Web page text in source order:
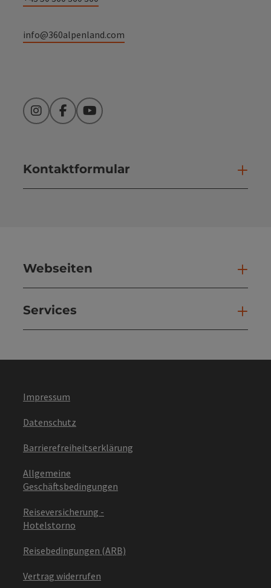
info@360alpenland.com
InstagramFacebookYouTube
Kontaktformular
Webseiten
Services
Impressum
Datenschutz
Barrierefreiheitserklärung
Allgemeine
Geschäftsbedingungen
Reiseversicherung -
Hotelstorno
Reisebedingungen (ARB)
Vertrag widerrufen